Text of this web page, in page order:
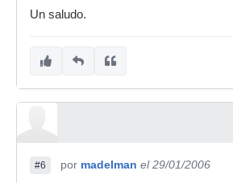
Un saludo.
#6 por madelman el 29/01/2006